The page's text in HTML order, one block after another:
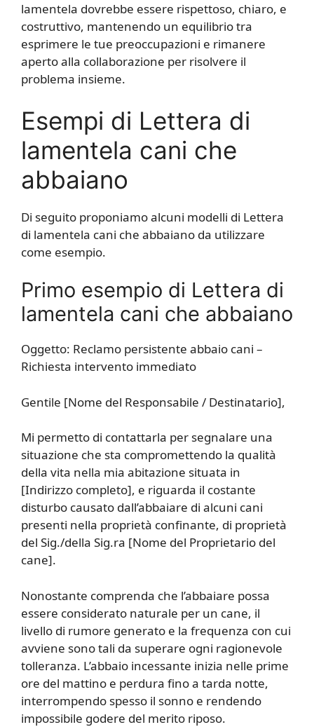
lamentela dovrebbe essere rispettoso, chiaro, e
costruttivo, mantenendo un equilibrio tra
esprimere le tue preoccupazioni e rimanere
aperto alla collaborazione per risolvere il
problema insieme.
Esempi di Lettera di
lamentela cani che
abbaiano
Di seguito proponiamo alcuni modelli di Lettera
di lamentela cani che abbaiano da utilizzare
come esempio.
Primo esempio di Lettera di
lamentela cani che abbaiano
Oggetto: Reclamo persistente abbaio cani –
Richiesta intervento immediato
Gentile [Nome del Responsabile / Destinatario],
Mi permetto di contattarla per segnalare una
situazione che sta compromettendo la qualità
della vita nella mia abitazione situata in
[Indirizzo completo], e riguarda il costante
disturbo causato dall’abbaiare di alcuni cani
presenti nella proprietà confinante, di proprietà
del Sig./della Sig.ra [Nome del Proprietario del
cane].
Nonostante comprenda che l’abbaiare possa
essere considerato naturale per un cane, il
livello di rumore generato e la frequenza con cui
avviene sono tali da superare ogni ragionevole
tolleranza. L’abbaio incessante inizia nelle prime
ore del mattino e perdura fino a tarda notte,
interrompendo spesso il sonno e rendendo
impossibile godere del merito riposo.